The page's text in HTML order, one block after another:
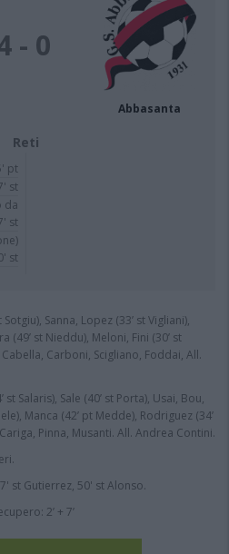
- 0
Abbasanta
Reti
pt
st
da
st
st
Sanna, Lopez (33’ st Vigliani),
(49’ st Nieddu), Meloni, Fini (30’ st
Carboni, Scigliano, Foddai, All.
st Salaris), Sale (40’ st Porta), Usai, Bou,
Manca (42’ pt Medde), Rodriguez (34’
Pinna, Musanti. All. Andrea Contini.
st Gutierrez, 50' st Alonso.
2’ + 7’